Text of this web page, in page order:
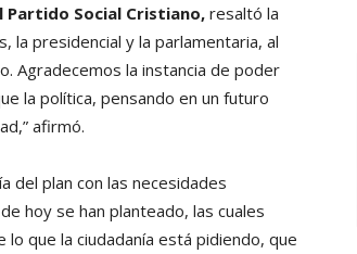
Partido Social Cristiano, resaltó la
la presidencial y la parlamentaria, al
Agradecemos la instancia de poder
la política, pensando en un futuro
afirmó.
del plan con las necesidades
hoy se han planteado, las cuales
que la ciudadanía está pidiendo, que